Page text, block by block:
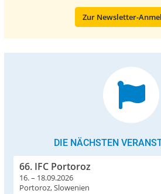
Zur Newsletter-
DIE NÄCHSTEN
66. IFC Portoroz
16. – 18.09.2026
Portoroz, Slowenien